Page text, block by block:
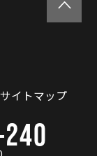
サイトマップ